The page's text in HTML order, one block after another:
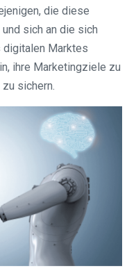
die diese
sich an die sich
digitalen Marktes
ihre Marketingziele zu
sichern.